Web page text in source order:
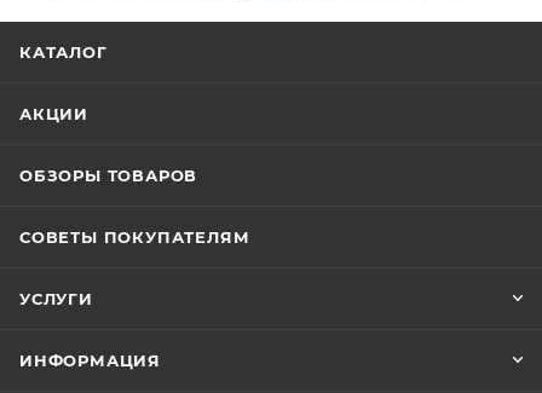
КАТАЛОГ
АКЦИИ
ОБЗОРЫ ТОВАРОВ
СОВЕТЫ ПОКУПАТЕЛЯМ
УСЛУГИ
ИНФОРМАЦИЯ